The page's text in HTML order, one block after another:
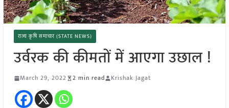
राज्य कृषि समाचार (STATE NEWS)
उर्वरक की कीमतों में आएगा उछाल !
March 29, 2022 2 min read Krishak Jagat